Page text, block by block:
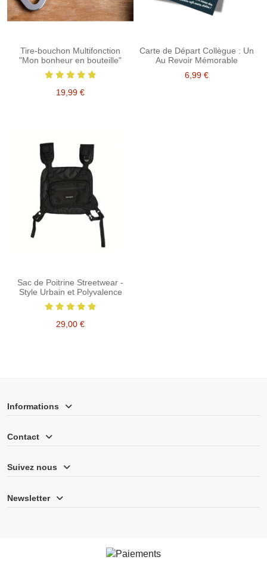
Tire-bouchon Multifonction
"Mon bonheur en bouteille"
19,99 €
Carte de Départ Collègue : Un
Au Revoir Mémorable
6,99 €
Sac de Poitrine Streetwear -
Style Urbain et Polyvalence
29,00 €
Informations
Contact
Suivez nous
Newsletter